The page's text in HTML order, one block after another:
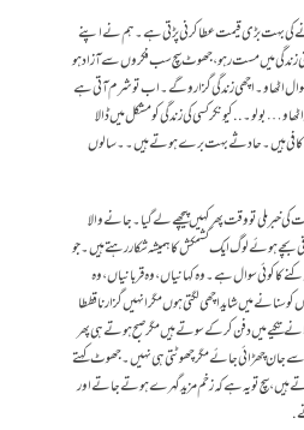
بہت بڑی قیمت عطا کرنی پڑتی ہے۔ہم نے اپنے
میں مست رہو، جھوٹ سچ سب فکروں سے آزاد ہو
نہ سوال اٹھاو۔ اچھی زندگی گزارو گے ۔اب تو شرم آتی ہے
بولو ۔.. کیونکر کسی کی زندگی کو مشکل میں ڈالا
کافی ہیں۔ حادثے بہت برے ہوتے ہیں۔۔سالوں
خبر ملی تو وقت پھر کہیں پیچھے لے گیا۔ جانے والا
بچے ہوئے لوگ ایک کشمکش کا ہمیشہ شکار رہتے ہیں۔جو
کا کوئی سوال ہے۔وہ کہانیاں، وہ قربانیاں ،وہ
میں شاید اچھی لگتی ہوں مگر انہیں گزارنا قططا
تکیے میں دفن کرکے سوتے ہیں مگر صبح ہوتے ہی پھر
جان چھڑائی جائے مگر چھوٹتی ہی نہیں ۔جھوٹ کہتے
ہیں، سچ تو یہ ہے کہ زخم مزید گہرے ہوتے جاتے اور